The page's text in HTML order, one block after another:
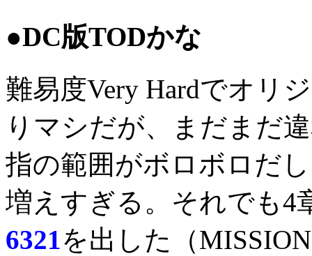
●DC版TODかな
難易度Very Hardでオリ
りマシだが、まだまだ
指の範囲がボロボロだ
増えすぎる。それでも4
6321を出した（